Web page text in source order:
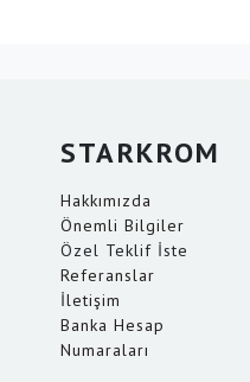
STARKROM
Hakkımızda
Önemli Bilgiler
Özel Teklif İste
Referanslar
İletişim
Banka Hesap
Numaraları